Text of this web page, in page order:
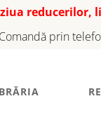
Comandă prin